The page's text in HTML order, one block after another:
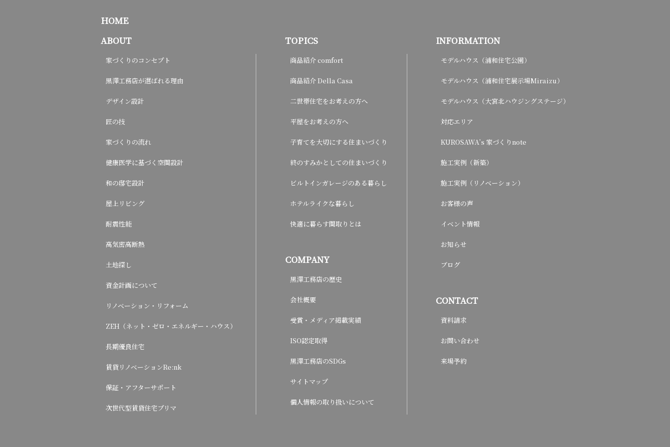
HOME
ABOUT
家づくりのコンセプト
黒澤工務店が選ばれる理由
デザイン設計
匠の技
家づくりの流れ
健康医学に基づく空間設計
和の邸宅設計
屋上リビング
耐震性能
高気密高断熱
土地探し
資金計画について
リノベーション・リフォーム
ZEH（ネット・ゼロ・エネルギー・ハウス）
長期優良住宅
賃貸リノベーションRe:nk
保証・アフターサポート
次世代型賃貸住宅プリマ
TOPICS
商品紹介 comfort
商品紹介 Della Casa
二世帯住宅をお考えの方へ
平屋をお考えの方へ
子育てを大切にする住まいづくり
終のすみかとしての住まいづくり
ビルトインガレージのある暮らし
ホテルライクな暮らし
快適に暮らす間取りとは
COMPANY
黒澤工務店の歴史
会社概要
受賞・メディア掲載実績
ISO認定取得
黒澤工務店のSDGs
サイトマップ
個人情報の取り扱いについて
INFORMATION
モデルハウス（浦和住宅公園）
モデルハウス（浦和住宅展示場Miraizu）
モデルハウス（大宮北ハウジングステージ）
対応エリア
KUROSAWA’s 家づくりnote
施工実例（新築）
施工実例（リノベーション）
お客様の声
イベント情報
お知らせ
ブログ
CONTACT
資料請求
お問い合わせ
来場予約